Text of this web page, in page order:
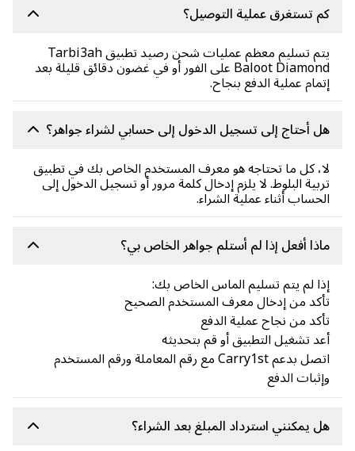
تستغرق عملية التوصيل؟
يتم تسليم معظم عمليات شحن رصيد تطبيق Tarbi3ah
Baloot Diamond على الفور أو في غضون دقائق قليلة بعد
عملية الدفع بنجاح.
أحتاج إلى تسجيل الدخول إلى حسابي لشراء جواهر؟
كل ما تحتاجه هو معرف المستخدم الخاص بك في تطبيق
البلوط. لا يلزم إدخال كلمة مرور أو تسجيل الدخول إلى
أثناء عملية الشراء.
أفعل إذا لم أستلم جواهر الخاص بي؟
لم يتم تسليم الماس الخاص بك:
من إدخال معرف المستخدم الصحيح
من نجاح عملية الدفع
تشغيل التطبيق أو قم بتحديثه
اتصل بدعم Carry1st مع رقم المعاملة ورقم المستخدم
الدفع
يمكنني استرداد المبلغ بعد الشراء؟